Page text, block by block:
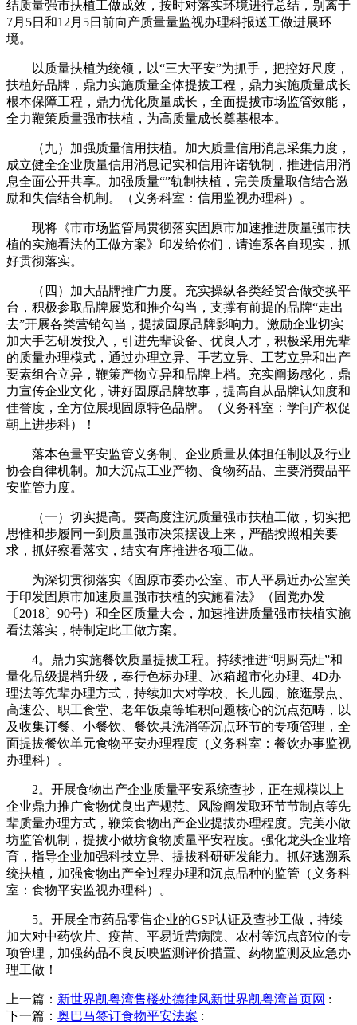
结质量强市扶植工做成效，按时对落实环境进行总结，别离于
7月5日和12月5日前向产质量量监视办理科报送工做进展环
境。
以质量扶植为统领，以“三大平安”为抓手，把控好尺度，
扶植好品牌，鼎力实施质量全体提拔工程，鼎力实施质量成长
根本保障工程，鼎力优化质量成长，全面提拔市场监管效能，
全力鞭策质量强市扶植，为高质量成长奠基根本。
（九）加强质量信用扶植。加大质量信用消息采集力度，
成立健全企业质量信用消息记实和信用许诺轨制，推进信用消
息全面公开共享。加强质量“”轨制扶植，完美质量取信结合激
励和失信结合机制。（义务科室：信用监视办理科）。
现将《市市场监管局贯彻落实固原市加速推进质量强市扶
植的实施看法的工做方案》印发给你们，请连系各自现实，抓
好贯彻落实。
（四）加大品牌推广力度。充实操纵各类经贸合做交换平
台，积极参取品牌展览和推介勾当，支撑有前提的品牌“走出
去”开展各类营销勾当，提拔固原品牌影响力。激励企业切实
加大手艺研发投入，引进先辈设备、优良人才，积极采用先辈
的质量办理模式，通过办理立异、手艺立异、工艺立异和出产
要素组合立异，鞭策产物立异和品牌上档。充实阐扬感化，鼎
力宣传企业文化，讲好固原品牌故事，提高自从品牌认知度和
佳誉度，全方位展现固原特色品牌。（义务科室：学问产权促
朝上进步科）！
落本色量平安监管义务制、企业质量从体担任制以及行业
协会自律机制。加大沉点工业产物、食物药品、主要消费品平
安监管力度。
（一）切实提高。要高度注沉质量强市扶植工做，切实把
思惟和步履同一到质量强市决策摆设上来，严酷按照相关要
求，抓好察看落实，结实有序推进各项工做。
为深切贯彻落实《固原市委办公室、市人平易近办公室关
于印发固原市加速质量强市扶植的实施看法》（固党办发
〔2018〕90号）和全区质量大会，加速推进质量强市扶植实施
看法落实，特制定此工做方案。
4。鼎力实施餐饮质量提拔工程。持续推进“明厨亮灶”和
量化品级提档升级，奉行色标办理、冰箱超市化办理、4D办
理法等先辈办理方式，持续加大对学校、长儿园、旅逛景点、
高速公、职工食堂、老年饭桌等堆积问题核心的沉点范畴，以
及收集订餐、小餐饮、餐饮具洗消等沉点环节的专项管理，全
面提拔餐饮单元食物平安办理程度（义务科室：餐饮办事监视
办理科）。
2。开展食物出产企业质量平安系统查抄，正在规模以上
企业鼎力推广食物优良出产规范、风险阐发取环节节制点等先
辈质量办理方式，鞭策食物出产企业提拔办理程度。完美小做
坊监管机制，提拔小做坊食物质量平安程度。强化龙头企业培
育，指导企业加强科技立异、提拔科研研发能力。抓好逃溯系
统扶植，加强食物出产全过程办理和沉点品种的监管（义务科
室：食物平安监视办理科）。
5。开展全市药品零售企业的GSP认证及查抄工做，持续
加大对中药饮片、疫苗、平易近营病院、农村等沉点部位的专
项管理，加强药品不良反映监测评价措置、药物监测及应急办
理工做！
上一篇： 新世界凯粤湾售楼处德律风新世界凯粤湾首页网 :
下一篇： 奥巴马签订食物平安法案 :